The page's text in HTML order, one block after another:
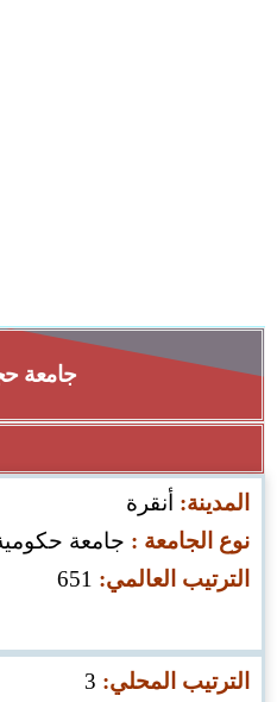
جامعة
المدينة: أنقرة
نوع الجامعة : جامعة
الترتيب العالمي: 651
الترتيب المحلي: